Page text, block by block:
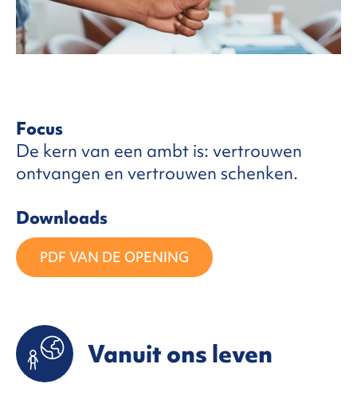
Focus
De kern van een ambt is: vertrouwen
ontvangen en vertrouwen schenken.
Downloads
PDF VAN DE OPENING
Vanuit ons leven